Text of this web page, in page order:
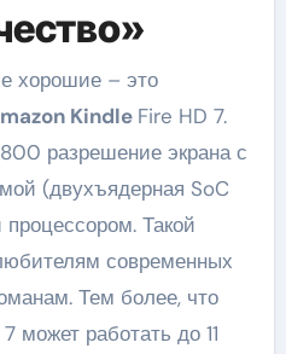
хорошие – это
Kindle Fire HD 7.
разрешение экрана с
(двухъядерная SoC
Такой
современных
Тем более, что
может работать до 11